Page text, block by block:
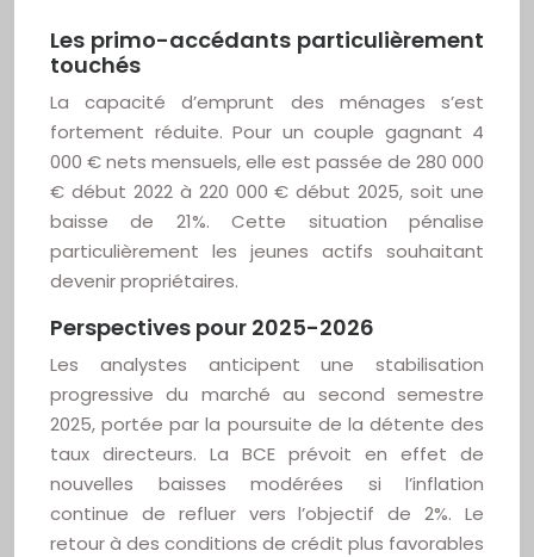
Les primo-accédants particulièrement
touchés
La capacité d’emprunt des ménages s’est
fortement réduite. Pour un couple gagnant 4
000 € nets mensuels, elle est passée de 280 000
€ début 2022 à 220 000 € début 2025, soit une
baisse de 21%. Cette situation pénalise
particulièrement les jeunes actifs souhaitant
devenir propriétaires.
Perspectives pour 2025-2026
Les analystes anticipent une stabilisation
progressive du marché au second semestre
2025, portée par la poursuite de la détente des
taux directeurs. La BCE prévoit en effet de
nouvelles baisses modérées si l’inflation
continue de refluer vers l’objectif de 2%. Le
retour à des conditions de crédit plus favorables